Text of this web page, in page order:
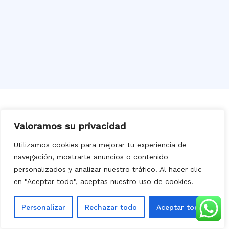
Valoramos su privacidad
Utilizamos cookies para mejorar tu experiencia de
navegación, mostrarte anuncios o contenido
personalizados y analizar nuestro tráfico. Al hacer clic
en "Aceptar todo", aceptas nuestro uso de cookies.
Personalizar Rechazar todo Aceptar todo
¿Necesitas pintar tu piso, oficina o
comunidad? ¡Confía enDeco Pintores
Levante! Trabajamos conrapidez
limpiezaygarantíaenValenciay toda la
Comunidad Valenciana.